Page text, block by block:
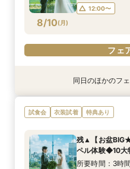
17:00〜
8/10(月)
12:00〜
フェ
衣装試着 特典あり
8/10(月)
【本格儀式殿
露宴×美食フェア
12:00〜
8/10(月)
【おいそがし
場見学×安心見
12:00〜
8/10(月)
【自宅でフェ
式場相談会
13:00〜
15:00〜
衣装試着 特典あり
8/10(月)
【大人数婚★応
披露宴体験
12:00〜
衣装試着 特典あり
8/10(月)
【地元応援/上
景×美食フェア！
12:00〜
衣装試着 特典あり
8/10(月)
【1件目の見学
フェア！
12:00〜
同日のほかのフ
試食会 衣装試着 特典あり
残▲【お盆
ペル体験◆10大
所要時間：3時